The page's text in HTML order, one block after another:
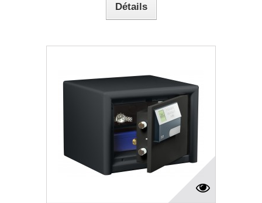
Détails